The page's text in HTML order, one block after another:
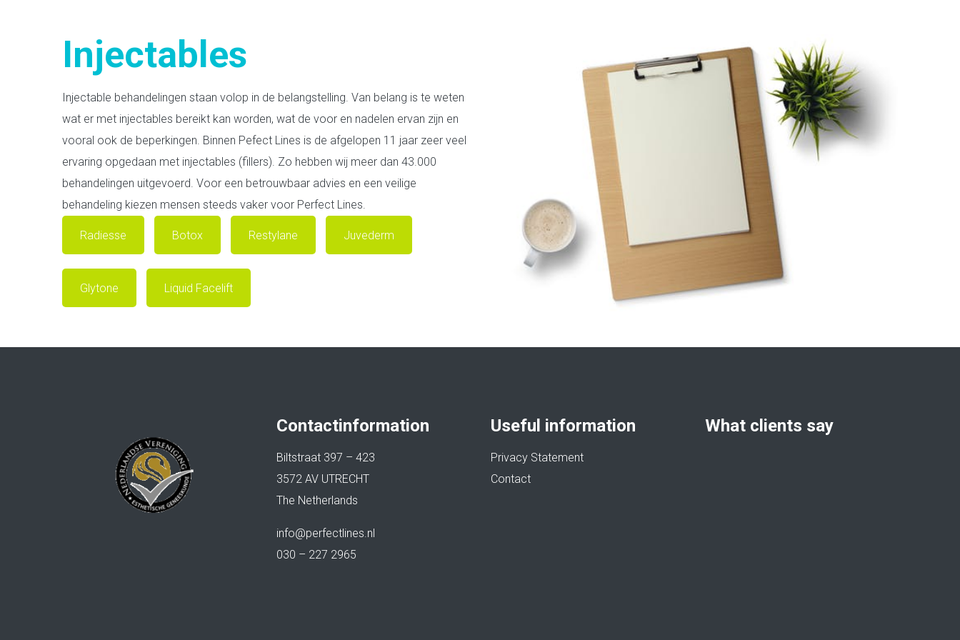
Injectables
Injectable behandelingen staan volop in de belangstelling. Van belang is te weten
wat er met injectables bereikt kan worden, wat de voor en nadelen ervan zijn en
vooral ook de beperkingen. Binnen Pefect Lines is de afgelopen 11 jaar zeer veel
ervaring opgedaan met injectables (fillers). Zo hebben wij meer dan 43.000
behandelingen uitgevoerd. Voor een betrouwbaar advies en een veilige
behandeling kiezen mensen steeds vaker voor Perfect Lines.
Radiesse Botox Restylane Juvederm
Glytone Liquid Facelift
Contactinformation
Biltstraat 397 – 423
3572 AV UTRECHT
The Netherlands
info@perfectlines.nl
030 – 227 2965
Useful information
Privacy Statement
Contact
What clients say